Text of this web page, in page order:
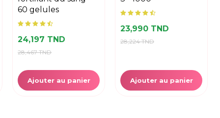
fortifiant du sang -
60 gelules
24,197 TND
28,467 TND
Ajouter au panier
3 - 1000
23,990 TND
28,224 TND
Ajouter au panier